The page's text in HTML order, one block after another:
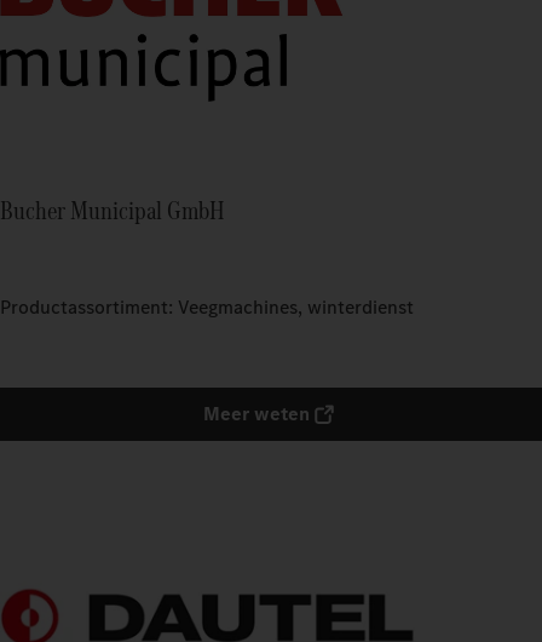
Bucher Municipal GmbH
Productassortiment: Veegmachines, winterdienst
Meer weten